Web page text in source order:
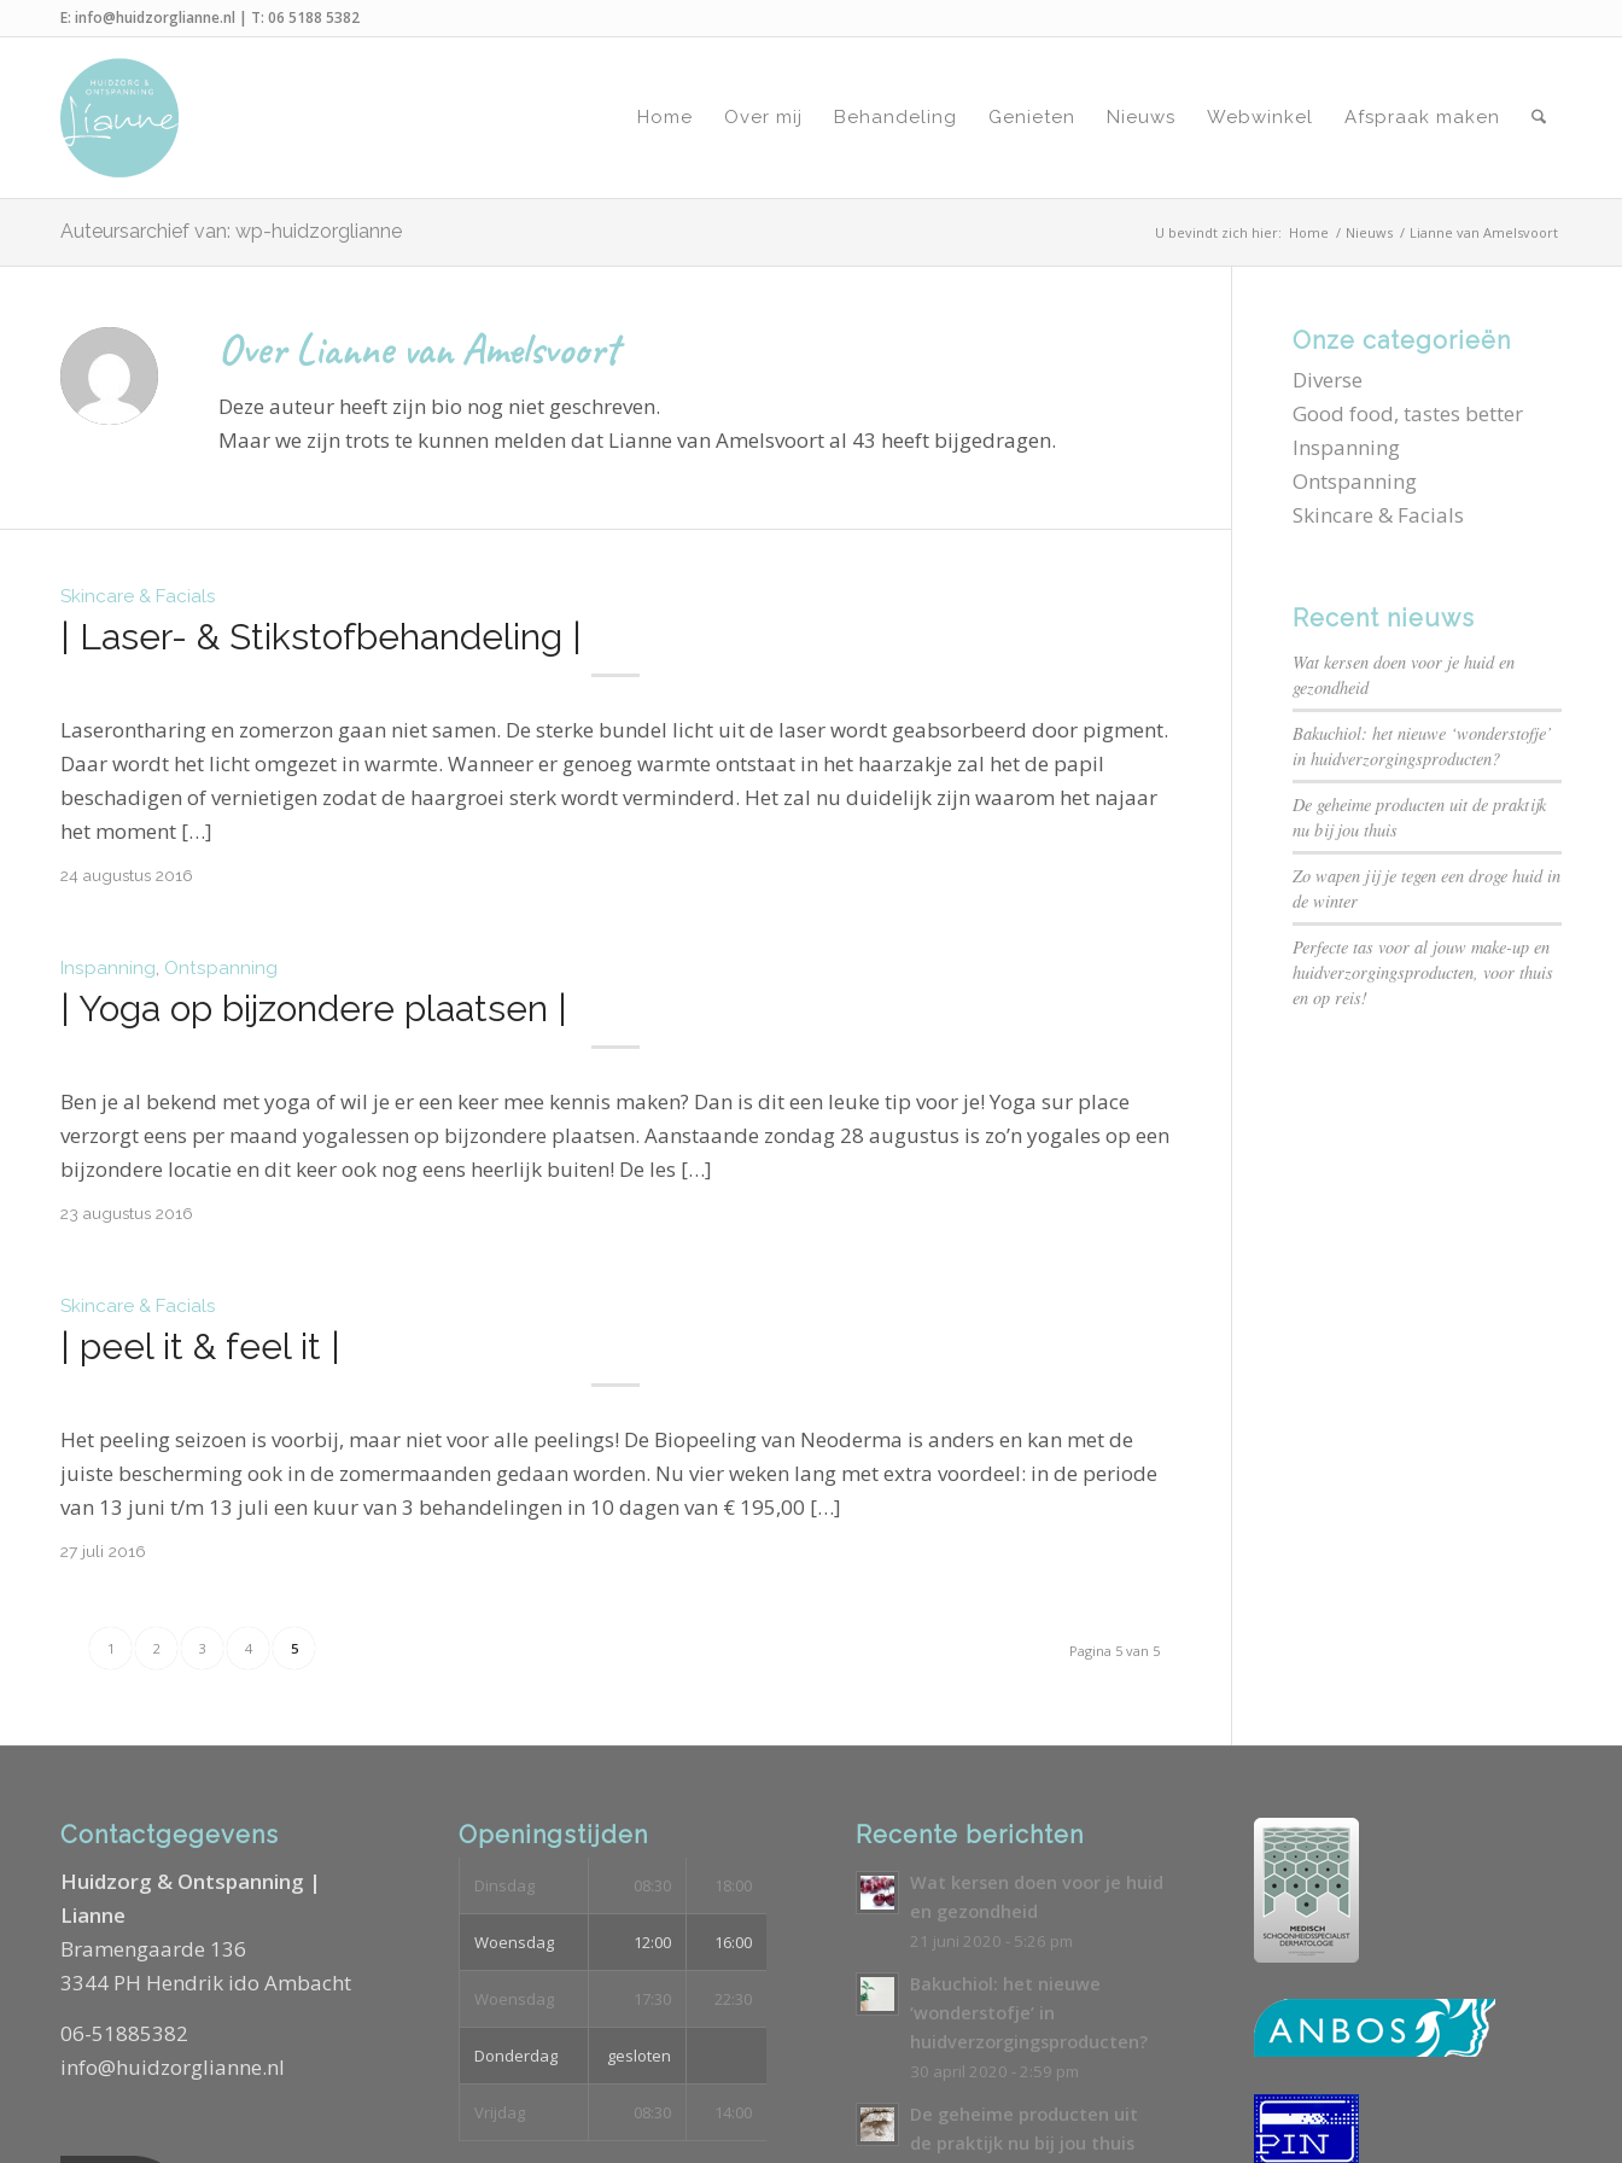
E: info@huidzorglianne.nl | T: 06 5188 5382
Home Over mij Behandeling Genieten Nieuws Webwinkel Afspraak maken
Auteursarchief van: wp-huidzorglianne U bevindt zich hier: Home / Nieuws / Lianne van Amelsvoort
OverLianne van Amelsvoort
Deze auteur heeft zijn bio nog niet geschreven.
Maar we zijn trots te kunnen melden dat Lianne van Amelsvoortal 43 heeft bijgedragen.
Skincare & Facials
| Laser- & Stikstofbehandeling |
Laserontharing en zomerzon gaan niet samen. De sterke bundel licht uit de laser wordt geabsorbeerd door pigment.
Daar wordt het licht omgezet in warmte. Wanneer er genoeg warmte ontstaat in het haarzakje zal het de papil
beschadigen of vernietigen zodat de haargroei sterk wordt verminderd. Het zal nu duidelijk zijn waarom het najaar
het moment […]
24 augustus 2016
Inspanning, Ontspanning
| Yoga op bijzondere plaatsen |
Ben je al bekend met yoga of wil je er een keer mee kennis maken? Dan is dit een leuke tip voor je! Yoga sur place
verzorgt eens per maand yogalessen op bijzondere plaatsen. Aanstaande zondag 28 augustus is zo’n yogales op een
bijzondere locatie en dit keer ook nog eens heerlijk buiten! De les […]
23 augustus 2016
Skincare & Facials
| peel it & feel it |
Het peeling seizoen is voorbij, maar niet voor alle peelings! De Biopeeling van Neoderma is anders en kan met de
juiste bescherming ook in de zomermaanden gedaan worden. Nu vier weken lang met extra voordeel: in de periode
van 13 juni t/m 13 juli een kuur van 3 behandelingen in 10 dagen van € 195,00 […]
27 juli 2016
Pagina 5 van 5
1 2 3 4 5
Onze categorieën
Diverse
Good food, tastes better
Inspanning
Ontspanning
Skincare & Facials
Recent nieuws
Wat kersen doen voor je huid en
gezondheid
Bakuchiol: het nieuwe ‘wonderstofje’
in huidverzorgingsproducten?
De geheime producten uit de praktijk
nu bij jou thuis
Zo wapen jij je tegen een droge huid in
de winter
Perfecte tas voor al jouw make-up en
huidverzorgingsproducten, voor thuis
en op reis!
Contactgegevens
Huidzorg & Ontspanning |
Lianne
Bramengaarde 136
3344 PH Hendrik ido Ambacht
06-51885382
info@huidzorglianne.nl
Openingstijden
Dinsdag 08:30 18:00
Woensdag 12:00 16:00
Woensdag 17:30 22:30
Donderdag gesloten
Vrijdag 08:30 14:00
Recente berichten
Wat kersen doen voor je huid
en gezondheid
21 juni 2020 - 5:26 pm
Bakuchiol: het nieuwe
‘wonderstofje’ in
huidverzorgingsproducten?
30 april 2020 - 2:59 pm
De geheime producten uit
de praktijk nu bij jou thuis